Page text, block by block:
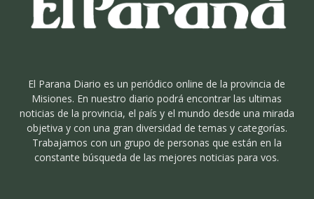
El Parana Diario es un periódico online de la provincia de
Misiones. En nuestro diario podrá encontrar las ultimas
noticias de la provincia, el país y el mundo desde una mirada
objetiva y con una gran diversidad de temas y categorías.
Trabajamos con un grupo de personas que están en la
constante búsqueda de las mejores noticias para vos.